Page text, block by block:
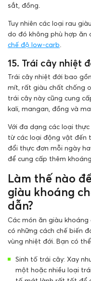
sắt, đồng.
Tuy nhiên các loại rau
do đó không phù hợp ăn
chế độ low-carb
15. Trái cây nhiệt
Trái cây nhiệt đới bao
mít, rất giàu chất chống
trái cây này cũng cung
kali, mangan, đồng và
Với đa dạng các loại
từ các loại động vật đến
đổi thực đơn mỗi ngày
để cung cấp thêm
Làm thế nào
giàu khoáng
dẫn?
Các món ăn giàu
có những cách chế biến
vùng nhiệt đới. Bạn có
Sinh tố trái cây: Xay
một hoặc nhiều loại